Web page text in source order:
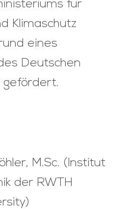
für
Klimaschutz
eines
Deutschen
gefördert.
M.Sc. (Institut
der RWTH